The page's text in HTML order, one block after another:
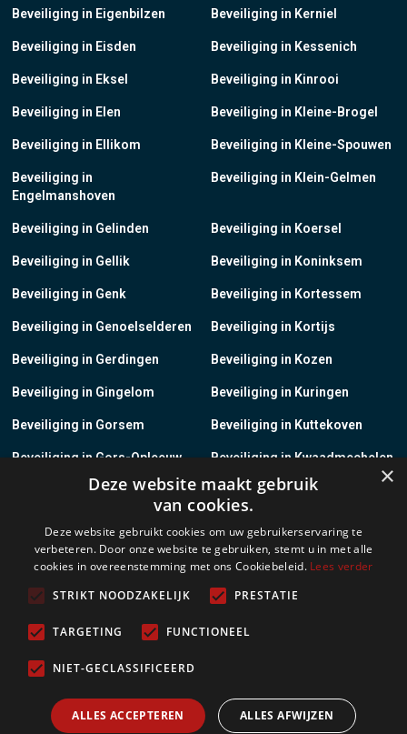
Beveiliging in Eigenbilzen
Beveiliging in Eisden
Beveiliging in Eksel
Beveiliging in Elen
Beveiliging in Ellikom
Beveiliging in
Engelmanshoven
Beveiliging in Gelinden
Beveiliging in Gellik
Beveiliging in Genk
Beveiliging in Genoelselderen
Beveiliging in Gerdingen
Beveiliging in Gingelom
Beveiliging in Gorsem
Beveiliging in Gors-Opleeuw
Beveiliging in Gotem
Beveiliging in Groot-Loon
Beveiliging in Grote-Brogel
Beveiliging in Grote-Spouwen
Beveiliging in Kerniel
Beveiliging in Kessenich
Beveiliging in Kinrooi
Beveiliging in Kleine-Brogel
Beveiliging in Kleine-Spouwen
Beveiliging in Klein-Gelmen
Beveiliging in Koersel
Beveiliging in Koninksem
Beveiliging in Kortessem
Beveiliging in Kortijs
Beveiliging in Kozen
Beveiliging in Kuringen
Beveiliging in Kuttekoven
Beveiliging in Kwaadmechelen
Beveiliging in Lanaken
Beveiliging in Lauw
Beveiliging in Leopoldsburg
×
Deze website maakt gebruik
van cookies.
Deze website gebruikt cookies om uw gebruikerservaring te
verbeteren. Door onze website te gebruiken, stemt u in met alle
cookies in overeenstemming met ons Cookiebeleid. Lees verder
STRIKT NOODZAKELIJK
PRESTATIE
TARGETING FUNCTIONEEL
NIET-GECLASSIFICEERD
ALLES ACCEPTEREN ALLES AFWIJZEN